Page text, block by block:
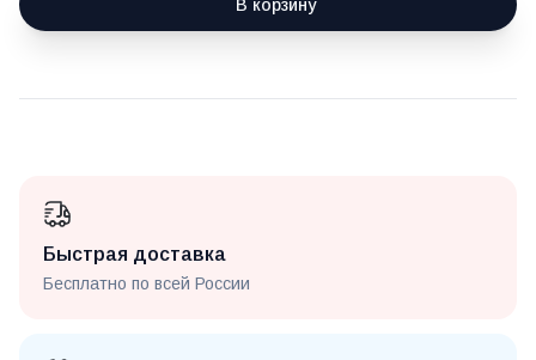
В корзину
Быстрая доставка
Бесплатно по всей России